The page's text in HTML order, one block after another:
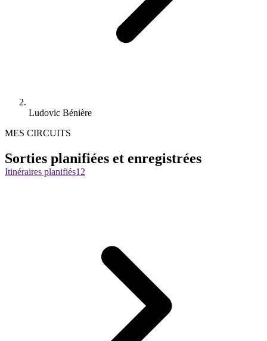
Ludovic Bénière
MES CIRCUITS
Sorties planifiées et enregistrées
Itinéraires planifiés12